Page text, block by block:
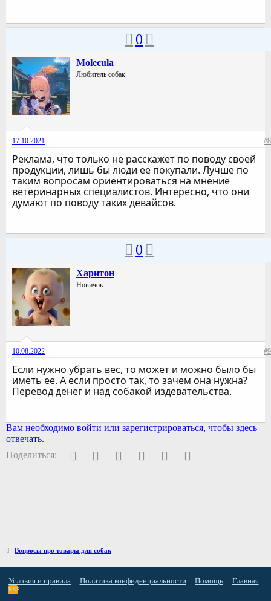
0
Molecula
Любитель собак
17.10.2021 #8
Реклама, что только не расскажет по поводу своей
продукции, лишь бы люди ее покупали. Лучше по
таким вопросам ориентироваться на мнение
ветеринарных специалистов. Интересно, что они
думают по поводу таких девайсов.
0
Харитон
Новичок
10.08.2022 #9
Если нужно убрать вес, то может и можно было бы
иметь ее. А если просто так, то зачем она нужна?
Перевод денег и над собакой издевательства.
Вам необходимо войти или зарегистрироваться, чтобы здесь
отвечать.
Поделиться:
FacebookTwitter PinterestWhatsAppЭлектронная почта
Вопросы про товары для собак
Условия и правила Политика конфиденциальности Помощь Главная
RSS